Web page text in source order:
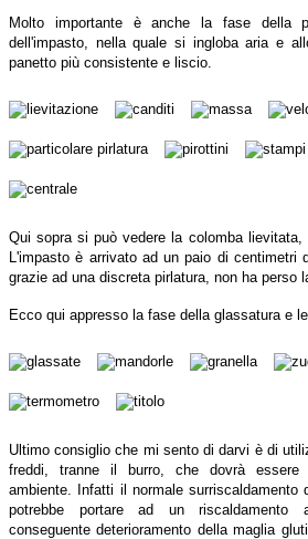
Molto importante è anche la fase della
dell'impasto, nella quale si ingloba aria e
panetto più consistente e liscio.
Qui sopra si può vedere la colomba lievitata,
L'impasto è arrivato ad un paio di centimetri
grazie ad una discreta pirlatura, non ha perso
Ecco qui appresso la fase della glassatura e
Ultimo consiglio che mi sento di darvi è di
freddi, tranne il burro, che dovrà essere
ambiente. Infatti il normale surriscaldamento
potrebbe portare ad un riscaldamento
conseguente deterioramento della maglia